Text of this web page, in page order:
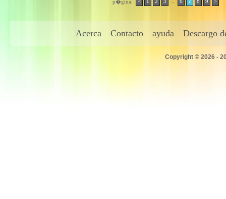
p�gina:
Acerca Contacto ayuda Descargo
Copyright © 2026 -